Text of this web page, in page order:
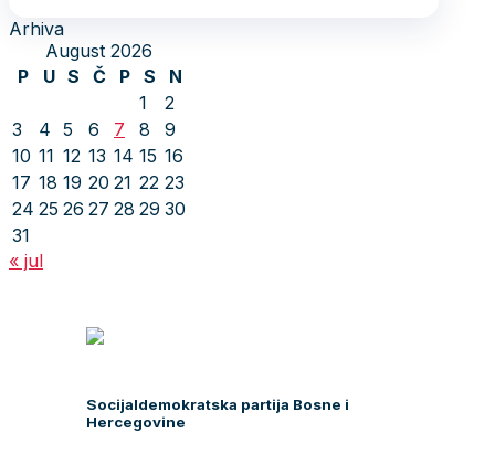
Arhiva
August 2026
P
U S Č P S
N
1
2
3
4 5 6 7 8
9
10 11 12 13 14 15 16
17 18 19 20 21 22 23
24 25 26 27 28 29 30
31
« jul
Socijaldemokratska partija Bosne i
Hercegovine